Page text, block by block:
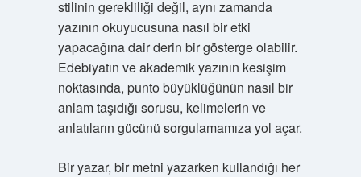
stilinin gerekliliği değil, aynı zamanda
yazının okuyucusuna nasıl bir etki
yapacağına dair derin bir gösterge olabilir.
Edebiyatın ve akademik yazının kesişim
noktasında, punto büyüklüğünün nasıl bir
anlam taşıdığı sorusu, kelimelerin ve
anlatıların gücünü sorgulamamıza yol açar.
Bir yazar, bir metni yazarken kullandığı her